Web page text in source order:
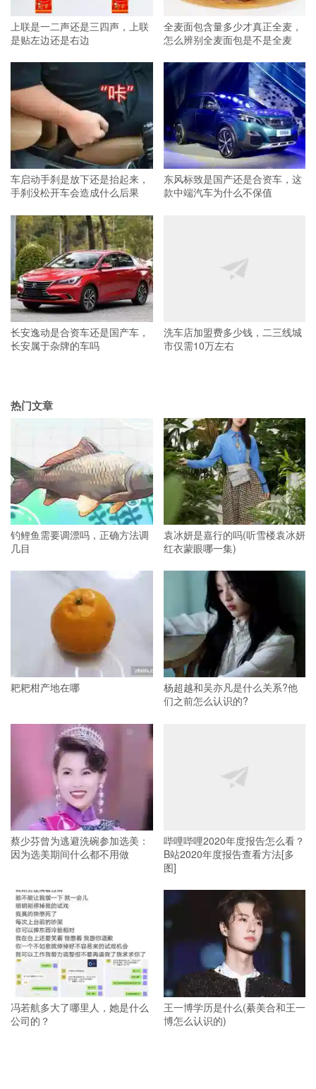
上联是一二声还是三四声，上联
是贴左边还是右边
全麦面包含量多少才真正全麦，
怎么辨别全麦面包是不是全麦
车启动手刹是放下还是抬起来，
手刹没松开车会造成什么后果
东风标致是国产还是合资车，这
款中端汽车为什么不保值
长安逸动是合资车还是国产车，
长安属于杂牌的车吗
洗车店加盟费多少钱，二三线城
市仅需10万左右
热门文章
钓鲤鱼需要调漂吗，正确方法调
几目
袁冰妍是嘉行的吗(听雪楼袁冰妍
红衣蒙眼哪一集)
耙耙柑产地在哪
杨超越和吴亦凡是什么关系?他
们之前怎么认识的?
蔡少芬曾为逃避洗碗参加选美：
因为选美期间什么都不用做
哔哩哔哩2020年度报告怎么看？
B站2020年度报告查看方法[多
图]
冯若航多大了哪里人，她是什么
公司的？
王一博学历是什么(綦美合和王一
博怎么认识的)